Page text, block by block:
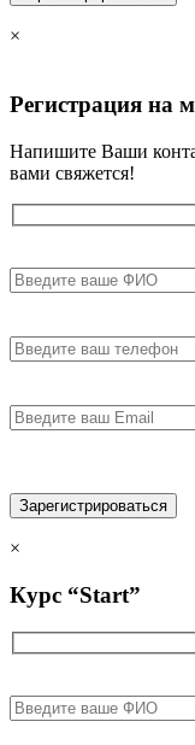
×
Регистрация на
Напишите Ваши
вами свяжется!
×
Курс “Start”